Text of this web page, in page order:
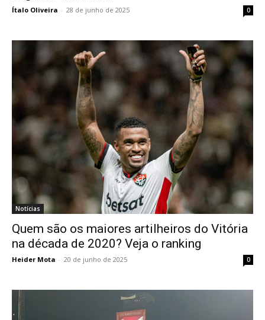
Ítalo Oliveira - 28 de junho de 2025 0
Notícias
Quem são os maiores artilheiros do Vitória
na década de 2020? Veja o ranking
Heider Mota - 20 de junho de 2025 0